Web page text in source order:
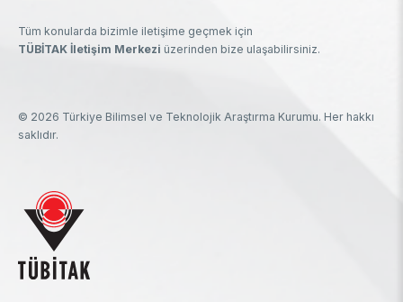
Tüm konularda bizimle iletişime geçmek için
TÜBİTAK İletişim Merkezi üzerinden bize ulaşabilirsiniz.
© 2026 Türkiye Bilimsel ve Teknolojik Araştırma Kurumu. Her hakkı
saklıdır.